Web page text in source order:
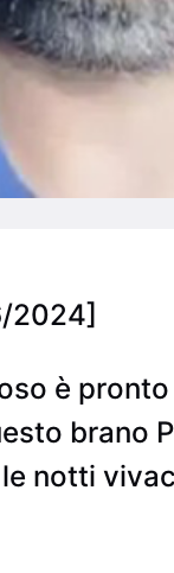
2024]
è
notti